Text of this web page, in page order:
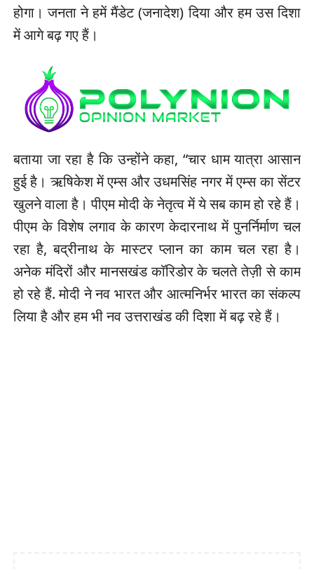
होगा। जनता ने हमें मैंडेट (जनादेश) दिया और हम उस दिशा
में आगे बढ़ गए हैं।
बताया जा रहा है कि उन्होंने कहा, “चार धाम यात्रा आसान
हुई है। ऋषिकेश में एम्स और उधमसिंह नगर में एम्स का सेंटर
खुलने वाला है। पीएम मोदी के नेतृत्व में ये सब काम हो रहे हैं।
पीएम के विशेष लगाव के कारण केदारनाथ में पुनर्निर्माण चल
रहा है, बद्रीनाथ के मास्टर प्लान का काम चल रहा है।
अनेक मंदिरों और मानसखंड काॅरिडोर के चलते तेज़ी से काम
हो रहे हैं. मोदी ने नव भारत और आत्मनिर्भर भारत का संकल्प
लिया है और हम भी नव उत्तराखंड की दिशा में बढ़ रहे हैं।